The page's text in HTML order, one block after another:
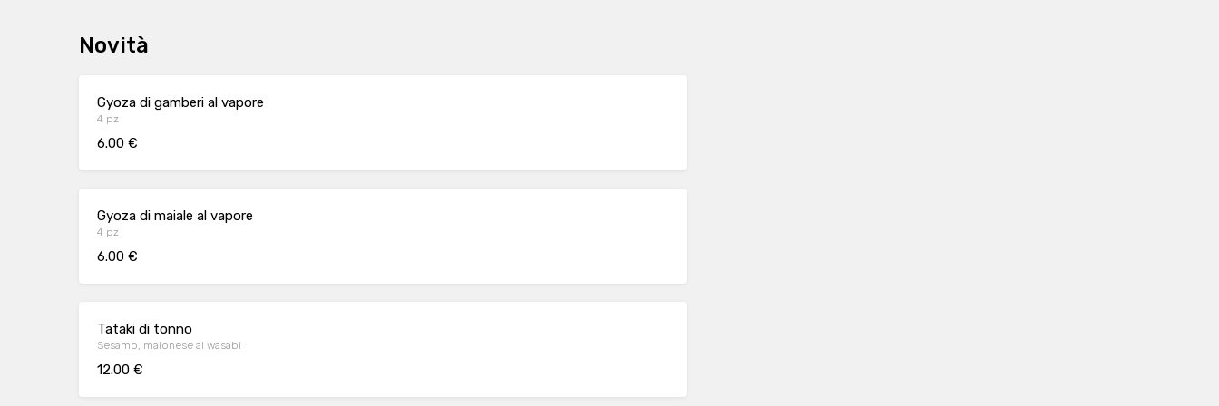
Novità
Gyoza di gamberi al vapore
4 pz
6.00 €
Gyoza di maiale al vapore
4 pz
6.00 €
Tataki di tonno
Sesamo, maionese al wasabi
12.00 €